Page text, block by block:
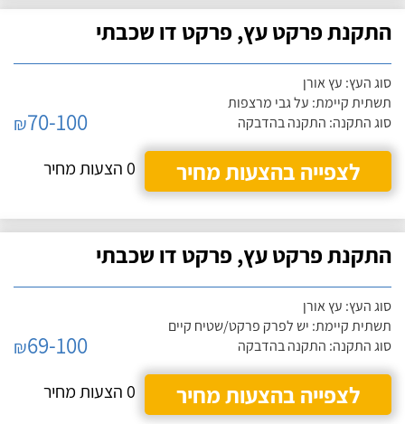
התקנת פרקט עץ, פרקט דו שכבתי
סוג העץ: עץ אורן
תשתית קיימת: על גבי מרצפות
סוג התקנה: התקנה בהדבקה
₪70-100
לצפייה בהצעות מחיר
0 הצעות מחיר
התקנת פרקט עץ, פרקט דו שכבתי
סוג העץ: עץ אורן
תשתית קיימת: יש לפרק פרקט/שטיח קיים
סוג התקנה: התקנה בהדבקה
₪69-100
לצפייה בהצעות מחיר
0 הצעות מחיר